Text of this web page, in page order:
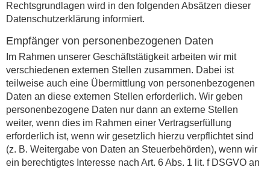
Rechtsgrundlagen wird in den folgenden Absätzen dieser
Datenschutzerklärung informiert.
Empfänger von personenbezogenen Daten
Im Rahmen unserer Geschäftstätigkeit arbeiten wir mit
verschiedenen externen Stellen zusammen. Dabei ist
teilweise auch eine Übermittlung von personenbezogenen
Daten an diese externen Stellen erforderlich. Wir geben
personenbezogene Daten nur dann an externe Stellen
weiter, wenn dies im Rahmen einer Vertragserfüllung
erforderlich ist, wenn wir gesetzlich hierzu verpflichtet sind
(z. B. Weitergabe von Daten an Steuerbehörden), wenn wir
ein berechtigtes Interesse nach Art. 6 Abs. 1 lit. f DSGVO an